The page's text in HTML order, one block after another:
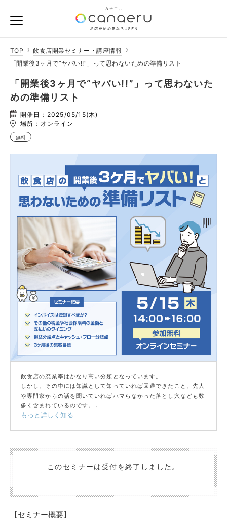
TOP
飲食店開業セミナー・講座情報
「開業後3ヶ月で“ヤバい!!”」って思わないための準備リスト
「開業後3ヶ月で“ヤバい!!”」って思わないた
めの準備リスト
開催日：2025/05/15(木)
場所：オンライン
無料
飲食店の廃業率はかなり高い分類となっています。
しかし、その中には知識として知っていれば回避できたこと、先人
や専門家からの話を聞いていればハマらなかった落とし穴なども数
多く含まれているのです。
もっと詳しく知る
このセミナーは受付を終了しました。
【セミナー概要】